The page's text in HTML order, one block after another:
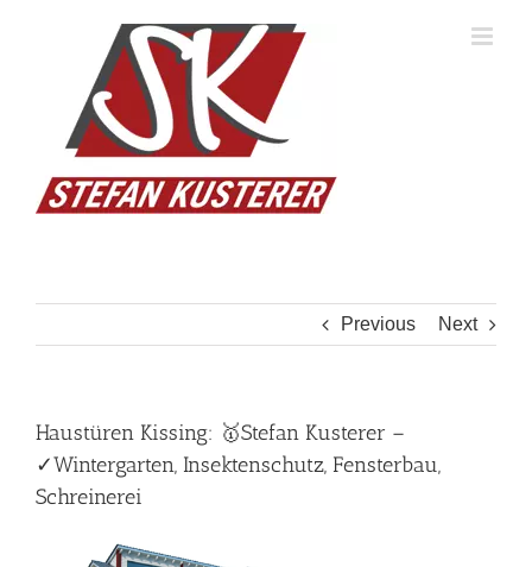
Previous Next
Haustüren Kissing: 🥇Stefan Kusterer –
✓Wintergarten, Insektenschutz, Fensterbau,
Schreinerei